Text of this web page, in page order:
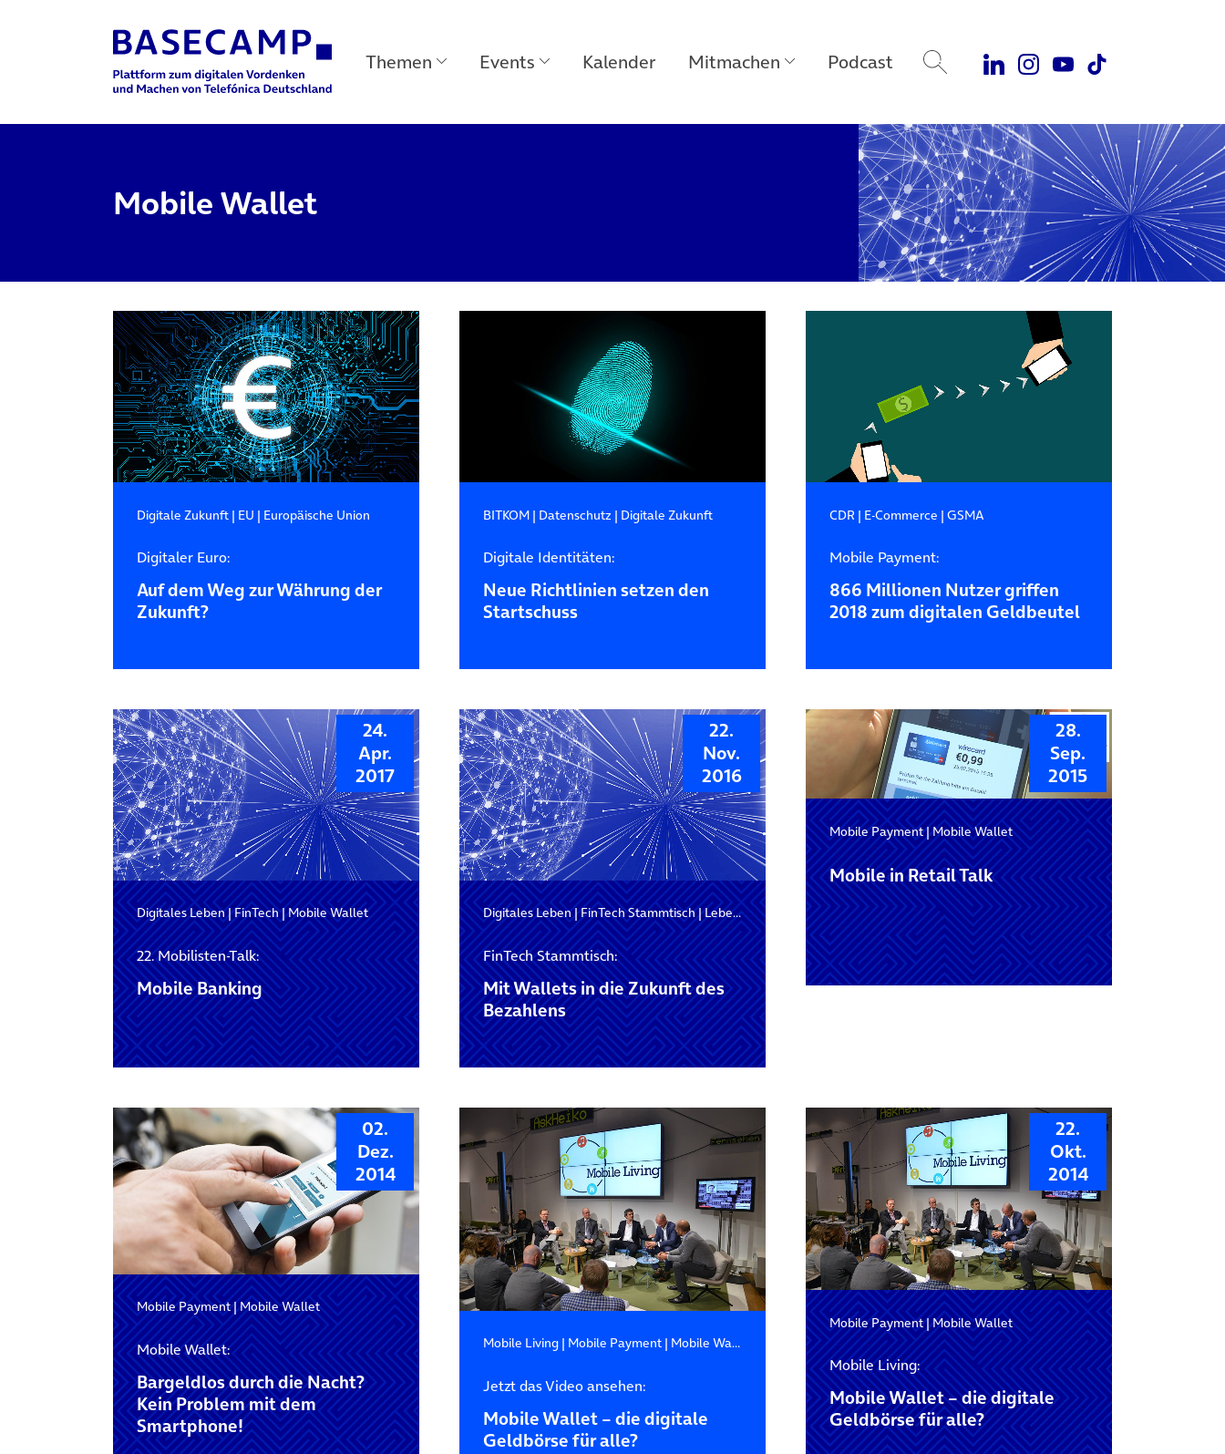
Main Navigation Themen Events Kalender Mitmachen Podcast
Mobile Wallet
Digitale Zukunft| EU | Europäische Union
Digitaler Euro:
Auf dem Weg zur Währung der
Zukunft?
BITKOM| Datenschutz | Digitale Zukunft
Digitale Identitäten:
Neue Richtlinien setzen den
Startschuss
CDR | E-Commerce | GSMA
Mobile Payment:
866 Millionen Nutzer griffen
2018 zum digitalen Geldbeutel
24.
Apr.
2017
Digitales Leben|FinTech|Mobile Wallet
22. Mobilisten-Talk:
Mobile Banking
22.
Nov.
2016
Digitales Leben|FinTech Stammtisch|Leben Digital
FinTech Stammtisch:
Mit Wallets in die Zukunft des
Bezahlens
28.
Sep.
2015
Mobile Payment|Mobile Wallet
Mobile in Retail Talk
02.
Dez.
2014
Mobile Payment|Mobile Wallet
Mobile Wallet:
Bargeldlos durch die Nacht?
Kein Problem mit dem
Smartphone!
Mobile Living| Mobile Payment| Mobile Wallet
Jetzt das Video ansehen:
Mobile Wallet – die digitale
Geldbörse für alle?
22.
Okt.
2014
Mobile Payment|Mobile Wallet
Mobile Living:
Mobile Wallet – die digitale
Geldbörse für alle?